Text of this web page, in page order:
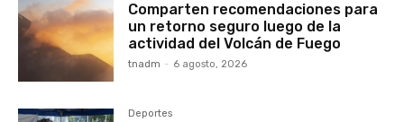
Comparten recomendaciones para
un retorno seguro luego de la
actividad del Volcán de Fuego
tnadm - 6 agosto, 2026
Deportes